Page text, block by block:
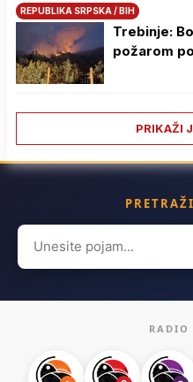
REPUBLIKA SRPSKA / BIH
Trebinje:
požarom
PRIKAŽI
Search
for:
RADIO